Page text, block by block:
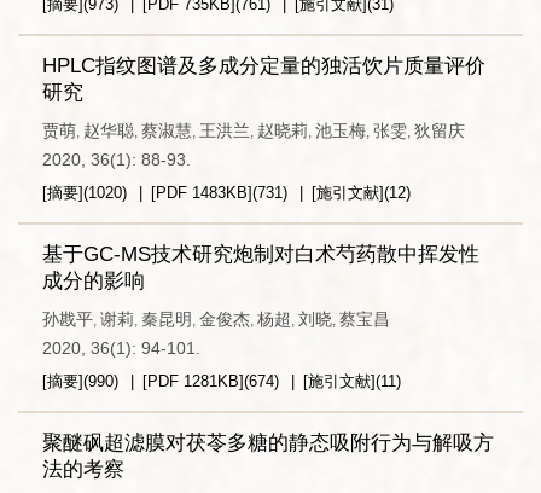
[摘要](973) [PDF 735KB](761) [施引文献](31)
HPLC指纹图谱及多成分定量的独活饮片质量评价
研究
贾萌, 赵华聪, 蔡淑慧, 王洪兰, 赵晓莉, 池玉梅, 张雯, 狄留庆
2020, 36(1): 88-93.
[摘要](1020) [PDF 1483KB](731) [施引文献](12)
基于GC-MS技术研究炮制对白术芍药散中挥发性
成分的影响
孙戡平, 谢莉, 秦昆明 , 金俊杰, 杨超 , 刘晓, 蔡宝昌
2020, 36(1): 94-101.
[摘要](990) [PDF 1281KB](674) [施引文献](11)
聚醚砜超滤膜对茯苓多糖的静态吸附行为与解吸方
法的考察